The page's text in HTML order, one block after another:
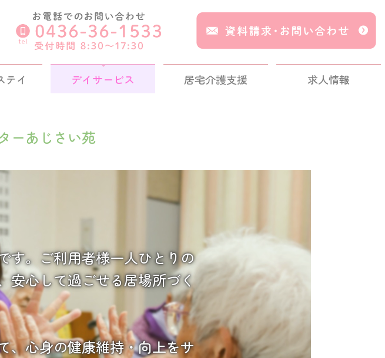
テイ デイサービス 居宅介護支援 求人情報
ーあじさい苑
す。ご利用者様一人ひとりの
安心して過ごせる居場所づく
、心身の健康維持・向上をサ